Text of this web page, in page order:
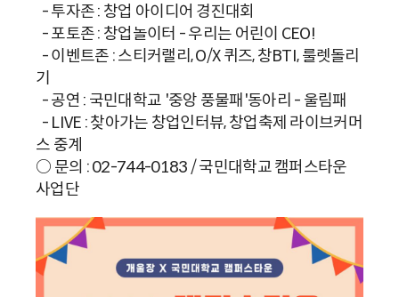
- 투자존 : 창업 아이디어 경진대회
- 포토존 : 창업놀이터 - 우리는 어린이 CEO!
- 이벤트존 : 스티커랠리, O/X 퀴즈, 창BTI, 룰렛돌리
기
- 공연 : 국민대학교 '중앙 풍물패'동아리 - 울림패
- LIVE : 찾아가는 창업인터뷰, 창업축제 라이브커머
스 중계
○ 문의 : 02-744-0183 / 국민대학교 캠퍼스타운
사업단